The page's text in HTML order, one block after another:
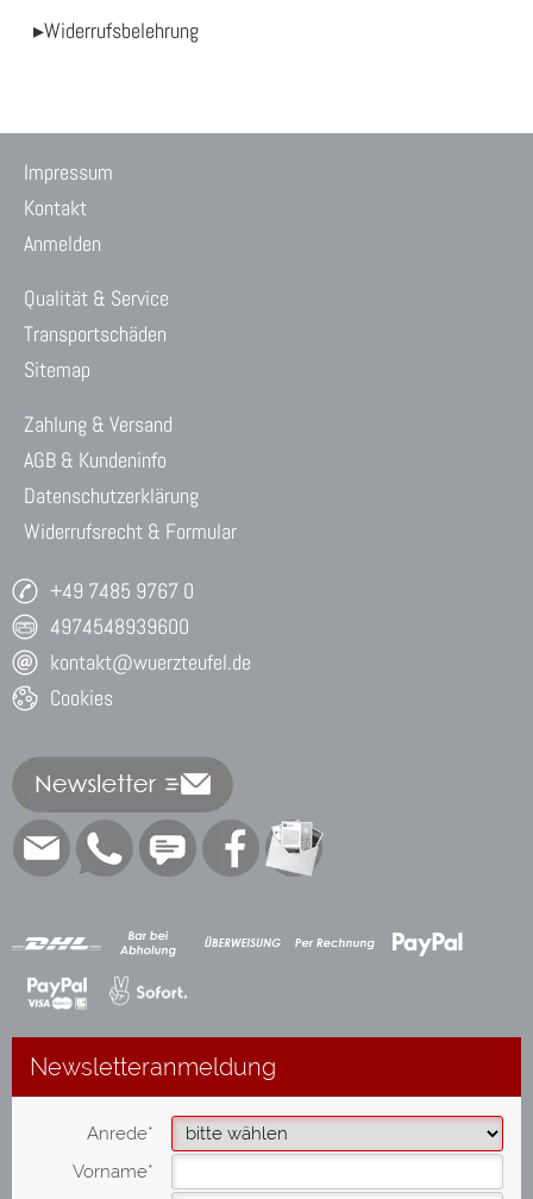
▸Widerrufsbelehrung
Impressum
Kontakt
Anmelden
Qualität & Service
Transportschäden
Sitemap
Zahlung & Versand
AGB & Kundeninfo
Datenschutzerklärung
Widerrufsrecht & Formular
+49 7485 9767 0
4974548939600
kontakt@wuerzteufel.de
Cookies